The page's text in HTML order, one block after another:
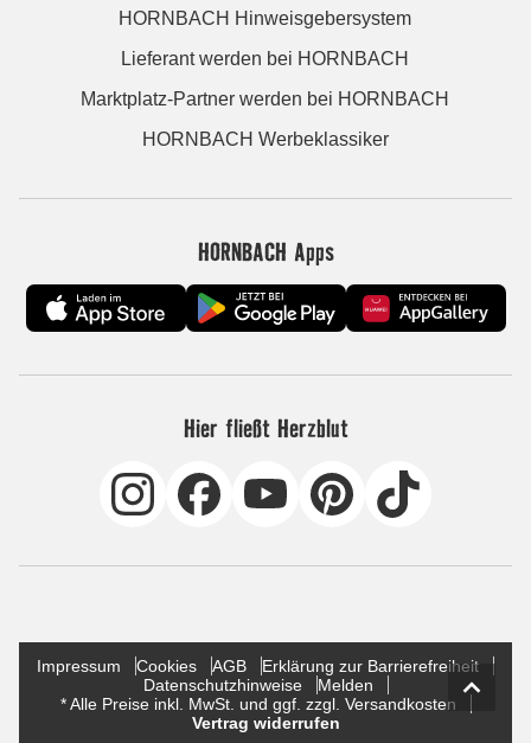
HORNBACH Hinweisgebersystem
Lieferant werden bei HORNBACH
Marktplatz-Partner werden bei HORNBACH
HORNBACH Werbeklassiker
HORNBACH Apps
Hier fließt Herzblut
Impressum Cookies AGB
Erklärung zur Barrierefreiheit
Datenschutzhinweise
Melden
* Alle Preise inkl. MwSt. und ggf. zzgl. Versandkosten
Vertrag widerrufen